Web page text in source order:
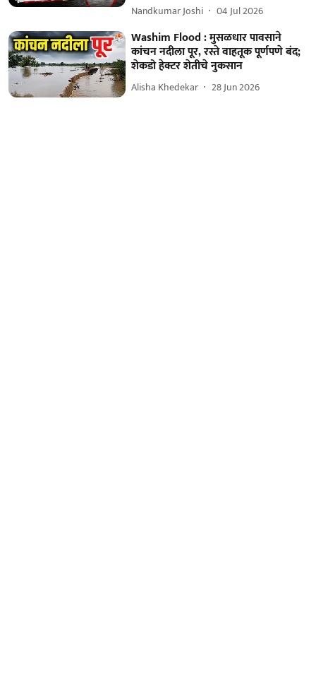
Nandkumar Joshi 04 Jul 2026
Washim Flood : मुसळधार पावसाने
कांचन नदीला पूर, रस्ते वाहतूक पूर्णपणे बंद;
शेकडो हेक्टर शेतीचे नुकसान
Alisha Khedekar 28 Jun 2026